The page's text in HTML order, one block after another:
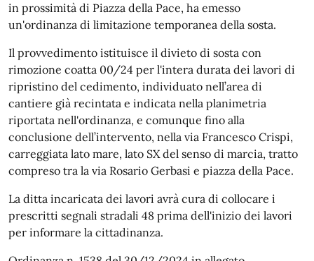
in prossimità di Piazza della Pace, ha emesso
un'ordinanza di limitazione temporanea della sosta.
Il provvedimento istituisce il divieto di sosta con
rimozione coatta 00/24 per l'intera durata dei lavori di
ripristino del cedimento, individuato nell’area di
cantiere già recintata e indicata nella planimetria
riportata nell'ordinanza, e comunque fino alla
conclusione dell’intervento, nella via Francesco Crispi,
carreggiata lato mare, lato SX del senso di marcia, tratto
compreso tra la via Rosario Gerbasi e piazza della Pace.
La ditta incaricata dei lavori avrà cura di collocare i
prescritti segnali stradali 48 prima dell'inizio dei lavori
per informare la cittadinanza.